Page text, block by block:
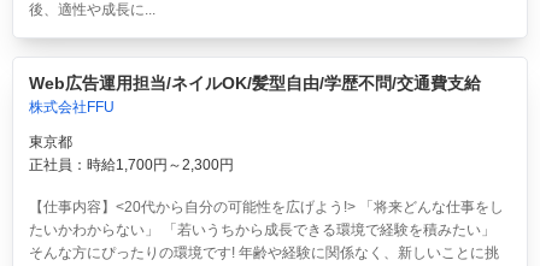
後、適性や成長に...
Web広告運用担当/ネイルOK/髪型自由/学歴不問/交通費支給
株式会社FFU
東京都
正社員：時給1,700円～2,300円
【仕事内容】<20代から自分の可能性を広げよう!> 「将来どんな仕事をし
たいかわからない」 「若いうちから成長できる環境で経験を積みたい」
そんな方にぴったりの環境です! 年齢や経験に関係なく、新しいことに挑